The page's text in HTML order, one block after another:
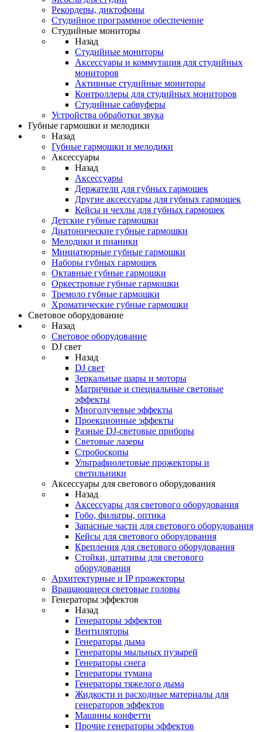
Рекордеры, диктофоны
Студийное программное обеспечение
Студийные мониторы
Назад
Студийные мониторы
Аксессуары и коммутация для студийных
мониторов
Активные студийные мониторы
Контроллеры для студийных мониторов
Студийные сабвуферы
Устройства обработки звука
Губные гармошки и мелодики
Назад
Губные гармошки и мелодики
Аксессуары
Назад
Аксессуары
Держатели для губных гармошек
Другие аксессуары для губных гармошек
Кейсы и чехлы для губных гармошек
Детские губные гармошки
Диатонические губные гармошки
Мелодики и пианики
Миниатюрные губные гармошки
Наборы губных гармошек
Октавные губные гармошки
Оркестровые губные гармошки
Тремоло губные гармошки
Хроматические губные гармошки
Световое оборудование
Назад
Световое оборудование
DJ свет
Назад
DJ свет
Зеркальные шары и моторы
Матричные и специальные световые
эффекты
Многолучевые эффекты
Проекционные эффекты
Разные DJ-световые приборы
Световые лазеры
Стробоскопы
Ультрафиолетовые прожекторы и
светильники
Аксессуары для светового оборудования
Назад
Аксессуары для светового оборудования
Гобо, фильтры, оптика
Запасные части для светового оборудования
Кейсы для светового оборудования
Крепления для светового оборудования
Стойки, штативы для светового
оборудования
Архитектурные и IP прожекторы
Вращающиеся световые головы
Генераторы эффектов
Назад
Генераторы эффектов
Вентиляторы
Генераторы дыма
Генераторы мыльных пузырей
Генераторы снега
Генераторы тумана
Генераторы тяжелого дыма
Жидкости и расходные материалы для
генераторов эффектов
Машины конфетти
Прочие генераторы эффектов